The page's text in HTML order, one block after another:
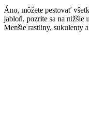
Áno, môžete pestovať
jabloň, pozrite sa na nižšie
Menšie rastliny, sukulenty